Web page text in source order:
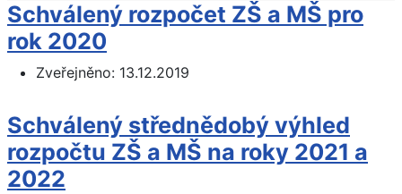
Schválený rozpočet ZŠ a MŠ pro
rok 2020
Zveřejněno: 13.12.2019
Schválený střednědobý výhled
rozpočtu ZŠ a MŠ na roky 2021 a
2022